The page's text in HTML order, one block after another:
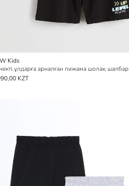
Kids
ұлдарға арналған пижама шолақ шалбар
KZT